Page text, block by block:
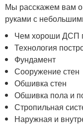
Мы расскажем вам
руками с
Чем хороши ДСП
Технология
Фундамент
Сооружение стен
Обшивка стен
Обшивка пола и
Стропильная
Наружная и